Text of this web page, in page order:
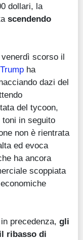
dollari, la
scendendo
scorso il
ha
dazi del
del tycoon,
in seguito
non è rientrata
ed evoca
ha ancora
scoppiata
precedenza, gli
ribasso di